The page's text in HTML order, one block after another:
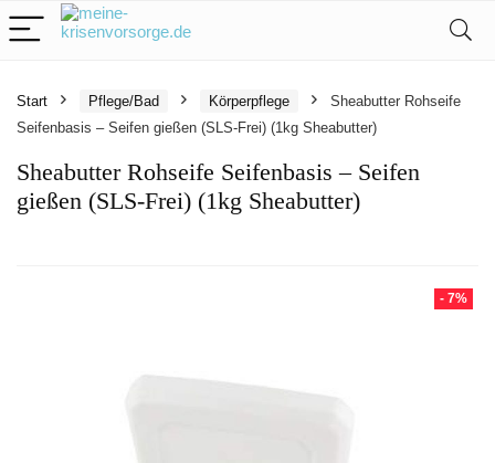
Start Pflege/Bad Körperpflege
Sheabutter Rohseife
Seifenbasis – Seifen gießen (SLS-Frei) (1kg Sheabutter)
Sheabutter Rohseife Seifenbasis – Seifen
gießen (SLS-Frei) (1kg Sheabutter)
- 7%